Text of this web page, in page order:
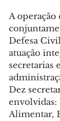
A operação
Defesa
atuação
secretarias
Dez
envolvidas:
Alimentar,